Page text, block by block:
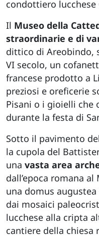
condottiero lucchese
Il Museo della
straordinarie e di
dittico di Areobindo,
VI secolo, un
francese prodotto a
preziosi e oreficerie
Pisani o i gioielli che
durante la festa di
Sotto il pavimento
la cupola del
una vasta area
dall’epoca romana
una domus
dai mosaici
lucchese alla cripta
cantiere della chiesa